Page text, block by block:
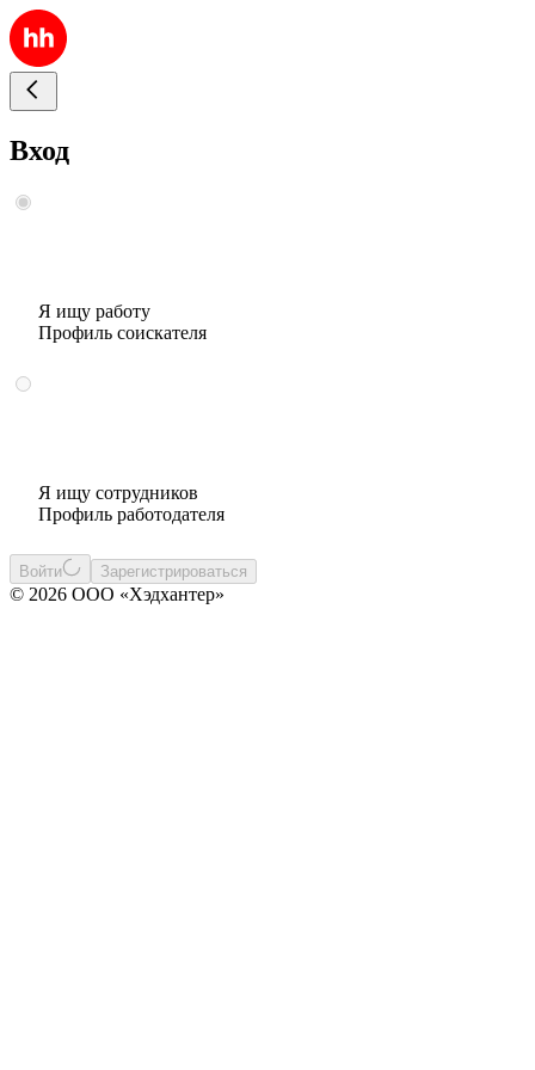
Вход
Я ищу работу
Профиль соискателя
Я ищу сотрудников
Профиль работодателя
Войти Зарегистрироваться
© 2026 ООО «Хэдхантер»